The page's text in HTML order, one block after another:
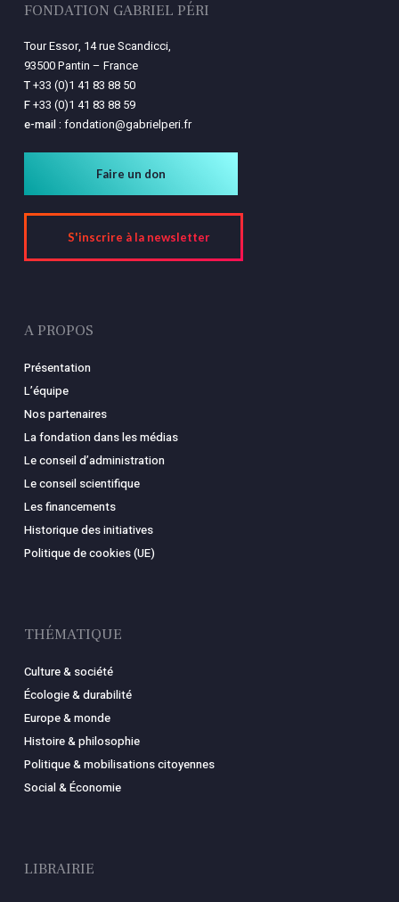
FONDATION GABRIEL PÉRI
Tour Essor, 14 rue Scandicci,
93500 Pantin – France
T+33 (0)1 41 83 88 50
F+33 (0)1 41 83 88 59
e-mail : fondation@gabrielperi.fr
Faire un don
S'inscrire à la newsletter
A PROPOS
Présentation
L’équipe
Nos partenaires
La fondation dans les médias
Le conseil d’administration
Le conseil scientifique
Les financements
Historique des initiatives
Politique de cookies (UE)
THÉMATIQUE
Culture & société
Écologie & durabilité
Europe & monde
Histoire & philosophie
Politique & mobilisations citoyennes
Social & Économie
LIBRAIRIE